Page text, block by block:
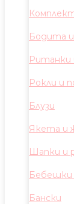
Бодита и
Ританки
Рокли и
Блузи
Якета и
Шапки и
Бебешки
Бански